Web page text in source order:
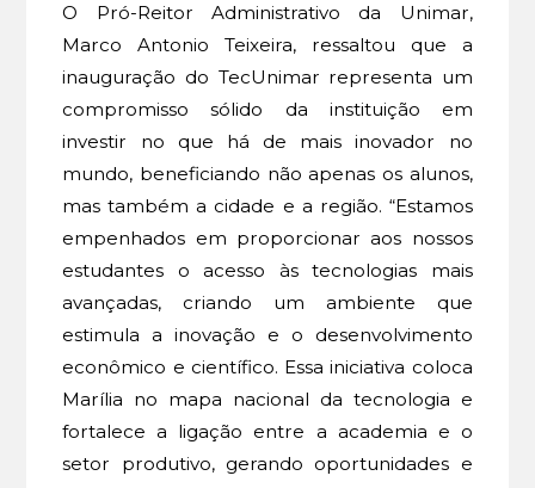
O Pró-Reitor Administrativo da Unimar,
Marco Antonio Teixeira, ressaltou que a
inauguração do TecUnimar representa um
compromisso sólido da instituição em
investir no que há de mais inovador no
mundo, beneficiando não apenas os alunos,
mas também a cidade e a região. “Estamos
empenhados em proporcionar aos nossos
estudantes o acesso às tecnologias mais
avançadas, criando um ambiente que
estimula a inovação e o desenvolvimento
econômico e científico. Essa iniciativa coloca
Marília no mapa nacional da tecnologia e
fortalece a ligação entre a academia e o
setor produtivo, gerando oportunidades e